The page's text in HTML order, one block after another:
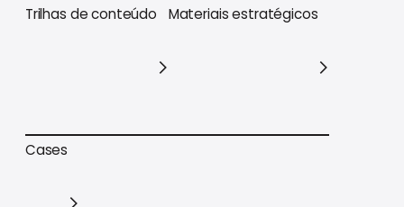
Trilhas de conteúdo
Trilhas de conteúdo
Materiais estratégicos
Cases